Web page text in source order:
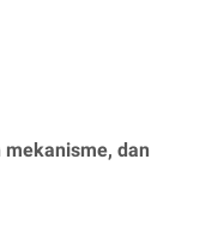
dan